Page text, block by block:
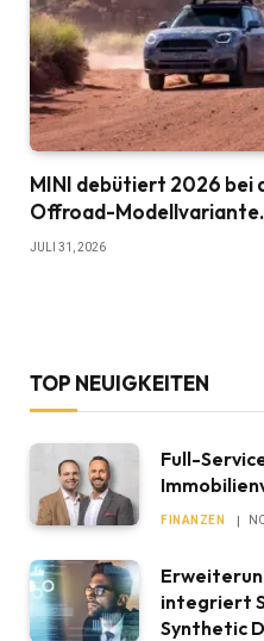
MINI debütiert 2026 bei
Offroad-Modellvariante.
JULI 31, 2026
TOP NEUIGKEITEN
Full-
FINANZEN
integriert
Synthetic